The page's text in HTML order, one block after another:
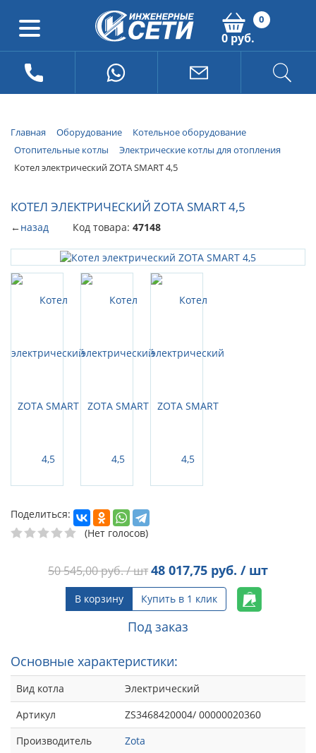
0
0 руб.
Главная Оборудование
Котельное оборудование
Отопительные котлы
Электрические котлы для отопления
Котел электрический ZOTA SMART 4,5
КОТЕЛ ЭЛЕКТРИЧЕСКИЙ ZOTA SMART 4,5
←назад Код товара: 47148
Поделиться:
(Нет голосов)
50 545,00руб. / шт48 017,75 руб. / шт
В корзину Купить в 1 клик
Под заказ
Основные характеристики:
Вид котла
Электрический
Артикул
ZS3468420004/ 00000020360
Производитель
Zota